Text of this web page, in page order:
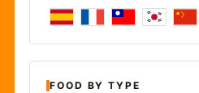
FOOD BY TYPE